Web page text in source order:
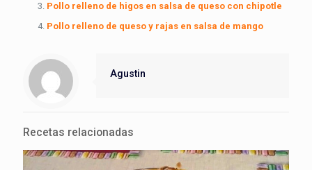
Pollo relleno de higos en salsa de queso con chipotle
Pollo relleno de queso y rajas en salsa de mango
Agustin
Recetas relacionadas